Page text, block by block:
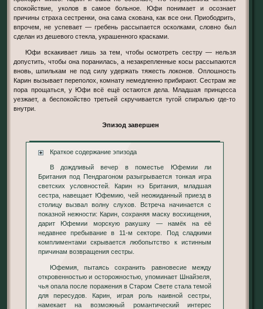
спокойствие, уколов в самое больное. Юфи понимает и осознает
причины страха сестренки, она сама скована, как все они. Приободрить,
впрочем, не успевает — гребень рассыпается осколками, словно был
сделан из дешевого стекла, украшенного красками.
Юфи вскакивает лишь за тем, чтобы осмотреть сестру — нельзя
допустить, чтобы она поранилась, а незакрепленные косы рассыпаются
вновь, шпилькам не под силу удержать тяжесть локонов. Оплошность
Карин вызывает переполох, комнату немедленно прибирают. Сестрам же
пора прощаться, у Юфи всё ещё остаются дела. Младшая принцесса
уезжает, а беспокойство третьей скручивается тугой спиралью где-то
внутри.
Эпизод завершен
Краткое содержание эпизода
В дождливый вечер в поместье Юфемии ли
Британия под Пендрагоном разыгрывается тонкая игра
светских условностей. Карин нэ Британия, младшая
сестра, навещает Юфемию, чей неожиданный приезд в
столицу вызвал волну слухов. Встреча начинается с
показной нежности: Карин, сохраняя маску восхищения,
дарит Юфемии морскую ракушку — намёк на её
недавнее пребывание в 11-м секторе. Под сладкими
комплиментами скрывается любопытство к истинным
причинам возвращения сестры.
Юфемия, пытаясь сохранить равновесие между
откровенностью и осторожностью, упоминает Шнайзеля,
чья опала после поражения в Старом Свете стала темой
для пересудов. Карин, играя роль наивной сестры,
намекает на возможный романтический интерес